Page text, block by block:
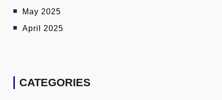
May 2025
April 2025
CATEGORIES